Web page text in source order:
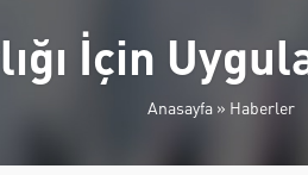
İçin
Anasayfa » Haberler